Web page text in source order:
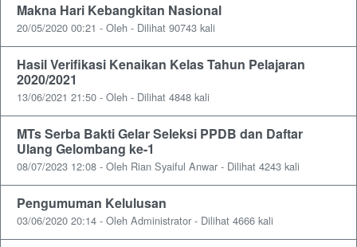
Makna Hari Kebangkitan Nasional
20/05/2020 00:21 - Oleh - Dilihat 90743 kali
Hasil Verifikasi Kenaikan Kelas Tahun Pelajaran
2020/2021
13/06/2021 21:50 - Oleh - Dilihat 4848 kali
MTs Serba Bakti Gelar Seleksi PPDB dan Daftar
Ulang Gelombang ke-1
08/07/2023 12:08 - Oleh Rian Syaiful Anwar - Dilihat 4243 kali
Pengumuman Kelulusan
03/06/2020 20:14 - Oleh Administrator - Dilihat 4666 kali